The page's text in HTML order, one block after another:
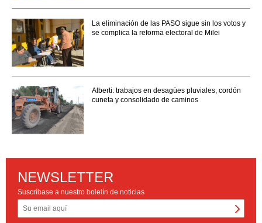
La eliminación de las PASO sigue sin los votos y
se complica la reforma electoral de Milei
Alberti: trabajos en desagües pluviales, cordón
cuneta y consolidado de caminos
NEWSLETTER
Suscríbase a nuestro boletín de noticias